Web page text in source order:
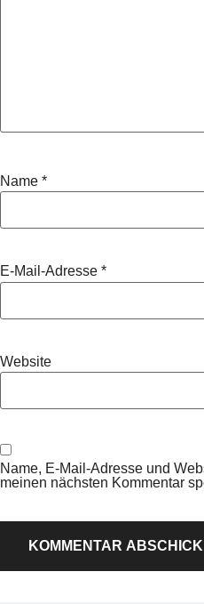
Name *
E-Mail-Adresse *
Website
Name, E-Mail-Adresse und
meinen nächsten Kommentar